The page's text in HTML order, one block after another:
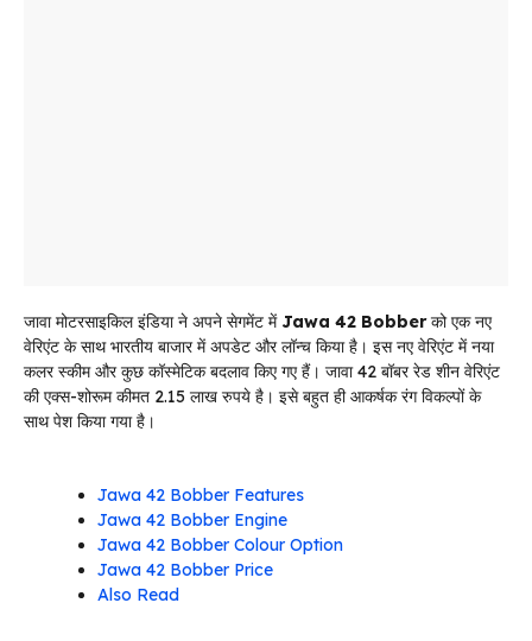
जावा मोटरसाइकिल इंडिया ने अपने सेगमेंट में Jawa 42 Bobberको एक नए
वेरिएंट के साथ भारतीय बाजार में अपडेट और लॉन्च किया है। इस नए वेरिएंट में नया
कलर स्कीम और कुछ कॉस्मेटिक बदलाव किए गए हैं। जावा 42 बॉबर रेड शीन वेरिएंट
की एक्स-शोरूम कीमत 2.15 लाख रुपये है। इसे बहुत ही आकर्षक रंग विकल्पों के
साथ पेश किया गया है।
Jawa 42 Bobber Features
Jawa 42 Bobber Engine
Jawa 42 Bobber Colour Option
Jawa 42 Bobber Price
Also Read